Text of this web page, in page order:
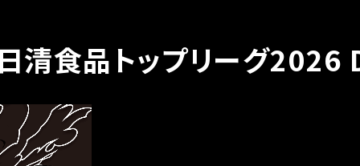
清食品トップリーグ2026